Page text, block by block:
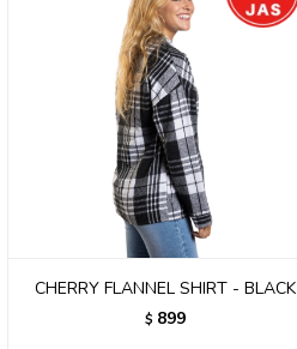
CHERRY FLANNEL SHIRT - BLACK
$ 899